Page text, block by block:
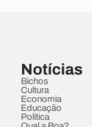
Notícias
Bichos
Cultura
Economia
Educação
Política